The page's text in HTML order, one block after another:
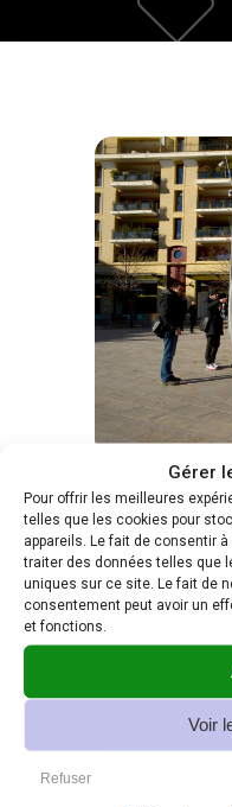
Gérer
Pour offrir les meilleures
telles que les cookies pour
appareils. Le fait de consentir
traiter des données telles que
uniques sur ce site. Le fait de
consentement peut avoir un
et fonctions.
Refuser
Voir